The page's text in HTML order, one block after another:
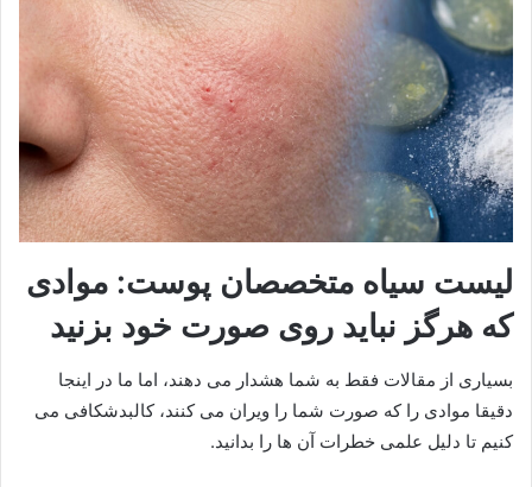
​لیست سیاه متخصصان پوست: موادی
که هرگز نباید روی صورت خود بزنید
​بسیاری از مقالات فقط به شما هشدار می دهند، اما ما در اینجا
دقیقا موادی را که صورت شما را ویران می کنند، کالبدشکافی می
کنیم تا دلیل علمی خطرات آن ها را بدانید.